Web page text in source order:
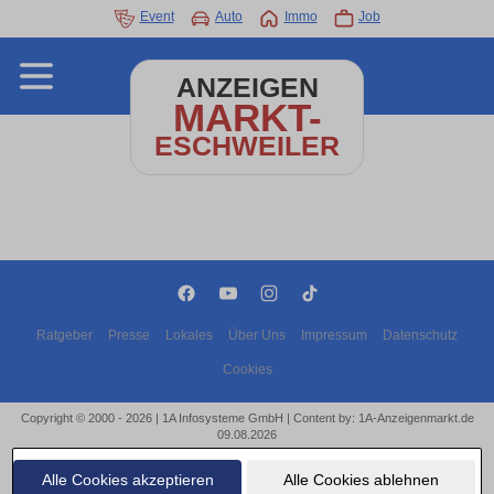
Alle Cookies akzeptieren Alle Cookies ablehnen
Event Auto Immo Job
ANZEIGEN
MARKT-
ESCHWEILER
Ratgeber Presse Lokales Über Uns Impressum Datenschutz
Cookies
Copyright © 2000 - 2026 | 1A Infosysteme GmbH | Content by: 1A-Anzeigenmarkt.de
09.08.2026